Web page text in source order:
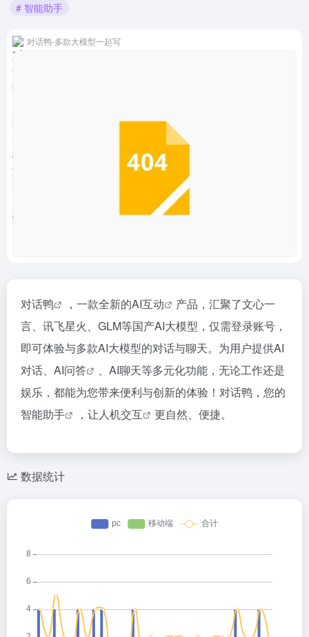
# 智能助手
对话鸭-多款大模型一起写
对话鸭 ，一款全新的AI互动
产品，汇聚了文心一
言、讯飞星火、GLM等国产AI大模型，仅需登录账号，
即可体验与多款AI大模型的对话与聊天。为用户提供AI
对话、 AI问答
、AI聊天等多元化功能，无论工作还是
娱乐，都能为您带来便利与创新的体验！对话鸭，您的
智能助手
，让人机交互 更自然、便捷。
数据统计